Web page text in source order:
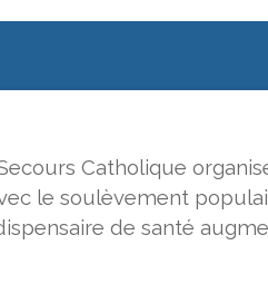
Catholique
le soulèvement
de santé